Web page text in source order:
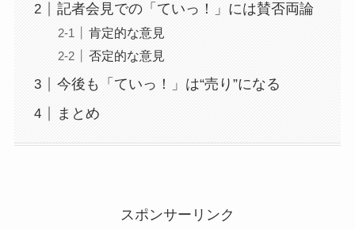
記者会見での「ていっ！」には賛否両論
肯定的な意見
否定的な意見
今後も「ていっ！」は“売り”になる
まとめ
スポンサーリンク